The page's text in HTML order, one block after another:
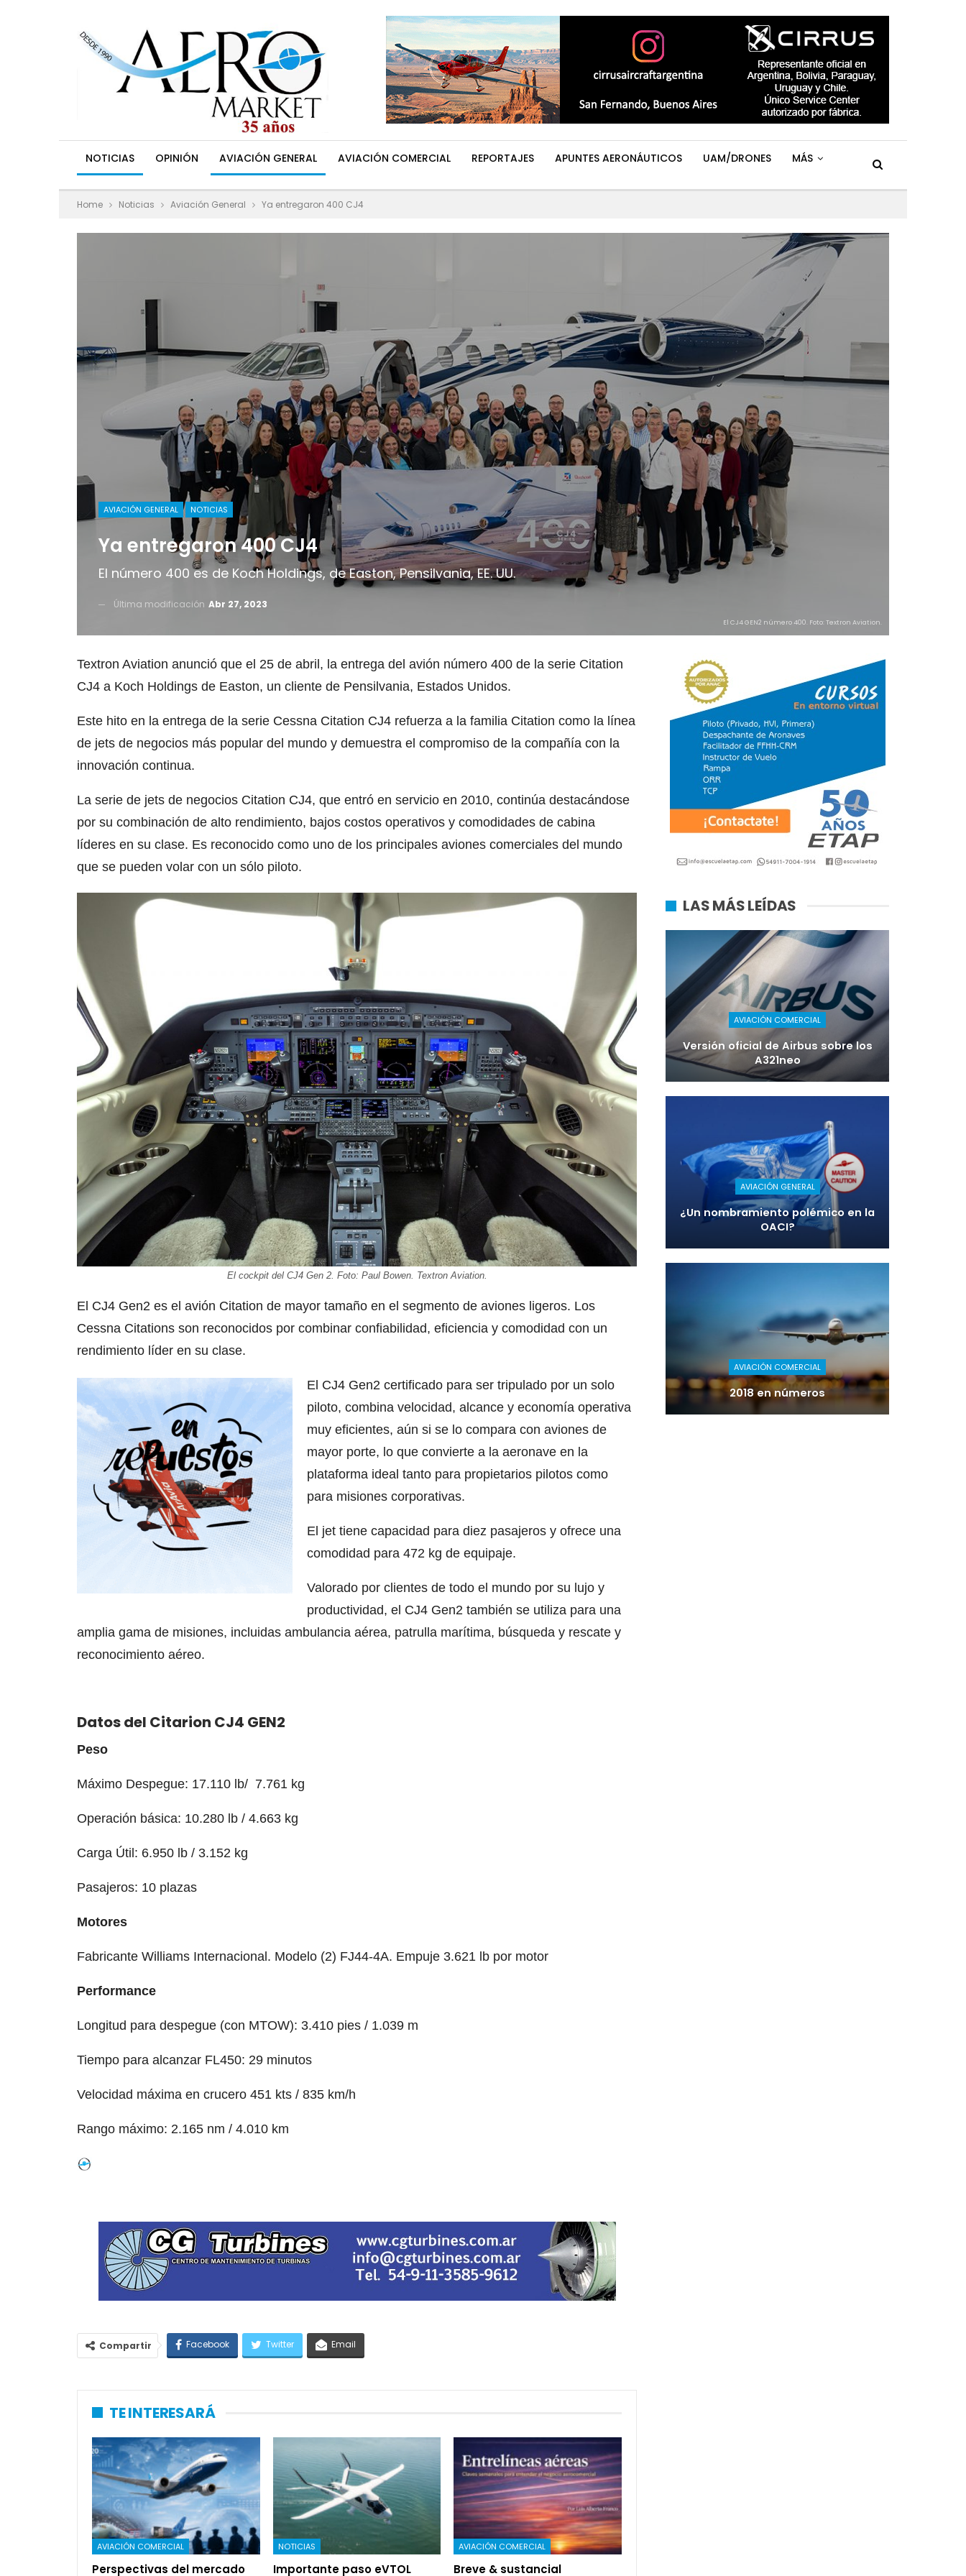
NOTICIAS OPINIÓN AVIACIÓN GENERAL AVIACIÓN COMERCIAL REPORTAJES APUNTES AERONÁUTICOS UAM/DRONES MÁS
Home Noticias Aviación General Ya entregaron 400 CJ4
AVIACIÓN GENERAL NOTICIAS
Ya entregaron 400 CJ4
El número 400 es de Koch Holdings, de Easton, Pensilvania, EE. UU.
Última modificación Abr 27, 2023
El CJ4 GEN2 número 400. Foto: Textron Aviation.
Textron Aviation anunció que el 25 de abril, la entrega del avión número 400 de la serie Citation
CJ4 a Koch Holdings de Easton, un cliente de Pensilvania, Estados Unidos.
Este hito en la entrega de la serie Cessna Citation CJ4 refuerza a la familia Citation como la línea
de jets de negocios más popular del mundo y demuestra el compromiso de la compañía con la
innovación continua.
La serie de jets de negocios Citation CJ4, que entró en servicio en 2010, continúa destacándose
por su combinación de alto rendimiento, bajos costos operativos y comodidades de cabina
líderes en su clase. Es reconocido como uno de los principales aviones comerciales del mundo
que se pueden volar con un sólo piloto.
El cockpit del CJ4 Gen 2. Foto: Paul Bowen. Textron Aviation.
El CJ4 Gen2 es el avión Citation de mayor tamaño en el segmento de aviones ligeros. Los
Cessna Citations son reconocidos por combinar confiabilidad, eficiencia y comodidad con un
rendimiento líder en su clase.
El CJ4 Gen2 certificado para ser tripulado por un solo
piloto, combina velocidad, alcance y economía operativa
muy eficientes, aún si se lo compara con aviones de
mayor porte, lo que convierte a la aeronave en la
plataforma ideal tanto para propietarios pilotos como
para misiones corporativas.
El jet tiene capacidad para diez pasajeros y ofrece una
comodidad para 472 kg de equipaje.
Valorado por clientes de todo el mundo por su lujo y
productividad, el CJ4 Gen2 también se utiliza para una
amplia gama de misiones, incluidas ambulancia aérea, patrulla marítima, búsqueda y rescate y
reconocimiento aéreo.
Datos del Citarion CJ4 GEN2
Peso
Máximo Despegue: 17.110 lb/ 7.761 kg
Operación básica: 10.280 lb / 4.663 kg
Carga Útil: 6.950 lb / 3.152 kg
Pasajeros: 10 plazas
Motores
Fabricante Williams Internacional. Modelo (2) FJ44-4A. Empuje 3.621 lb por motor
Performance
Longitud para despegue (con MTOW): 3.410 pies / 1.039 m
Tiempo para alcanzar FL450: 29 minutos
Velocidad máxima en crucero 451 kts / 835 km/h
Rango máximo: 2.165 nm / 4.010 km
Compartir Facebook Twitter Email
TE INTERESARÁ
AVIACIÓN COMERCIAL
Perspectivas del mercado
NOTICIAS
Importante paso eVTOL
AVIACIÓN COMERCIAL
Breve & sustancial
LAS MÁS LEÍDAS
AVIACIÓN COMERCIAL
Versión oficial de Airbus sobre los
A321neo
AVIACIÓN GENERAL
¿Un nombramiento polémico en la
OACI?
AVIACIÓN COMERCIAL
2018 en números